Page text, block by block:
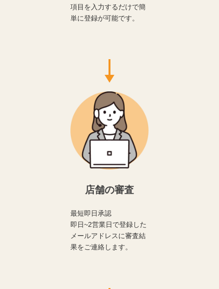
項目を入力するだけで簡
単に登録が可能です。
店舗の審査
最短即日承認
即日~2営業日で登録した
メールアドレスに審査結
果をご連絡します。